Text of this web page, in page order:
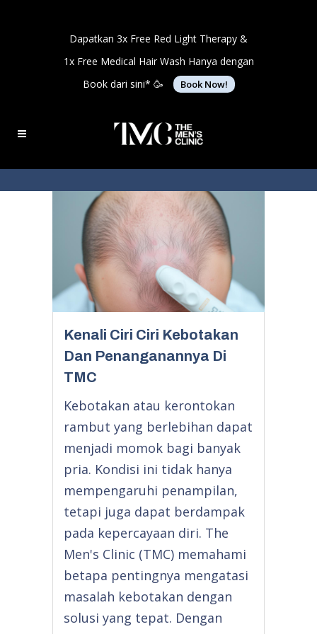
Dapatkan 3x Free Red Light Therapy &
1x Free Medical Hair Wash Hanya dengan
Book dari sini* 🥳
Book Now!
Kenali Ciri Ciri Kebotakan
Dan Penanganannya Di
TMC
Kebotakan atau kerontokan
rambut yang berlebihan dapat
menjadi momok bagi banyak
pria. Kondisi ini tidak hanya
mempengaruhi penampilan,
tetapi juga dapat berdampak
pada kepercayaan diri. The
Men's Clinic (TMC) memahami
betapa pentingnya mengatasi
masalah kebotakan dengan
solusi yang tepat. Dengan